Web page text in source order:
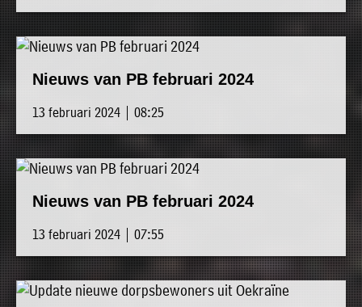
Nieuws van PB februari 2024
13 februari 2024 | 08:25
Nieuws van PB februari 2024
13 februari 2024 | 07:55